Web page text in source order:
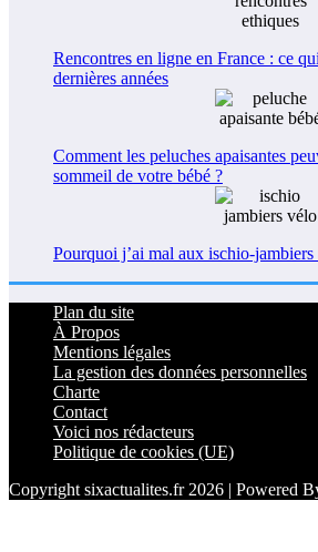
Rencontres en ligne en France : ce
dernières années
Comment les peluches apaisantes
sommeil de votre bébé ?
Pourquoi j’ai mal aux ischio-jambiers
Plan du site
À Propos
Mentions légales
La gestion des données personnelles
Charte
Contact
Voici nos rédacteurs
Politique de cookies (UE)
Copyright sixactualites.fr 2026 | Powered